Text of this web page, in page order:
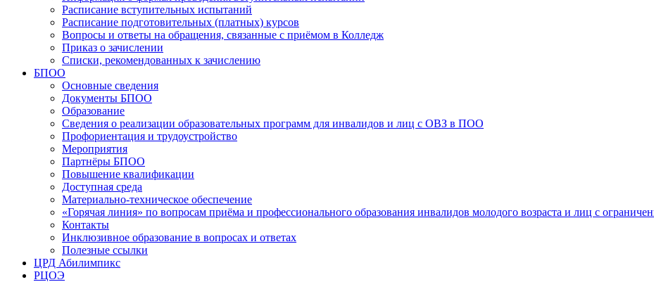
Расписание вступительных испытаний
Расписание подготовительных (платных) курсов
Вопросы и ответы на обращения, связанные с приёмом в Колледж
Приказ о зачислении
Списки, рекомендованных к зачислению
БПОО
Основные сведения
Документы БПОО
Образование
Сведения о реализации образовательных программ для инвалидов и лиц с ОВЗ в ПОО
Профориентация и трудоустройство
Мероприятия
Партнёры БПОО
Повышение квалификации
Доступная среда
Материально-техническое обеспечение
«Горячая линия» по вопросам приёма и профессионального образования инвалидов молодого возраста и лиц с
Контакты
Инклюзивное образование в вопросах и ответах
Полезные ссылки
ЦРД Абилимпикс
РЦОЭ